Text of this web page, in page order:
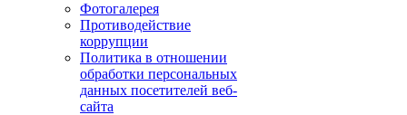
Фотогалерея
Противодействие
коррупции
Политика в отношении
обработки персональных
данных посетителей веб-
сайта